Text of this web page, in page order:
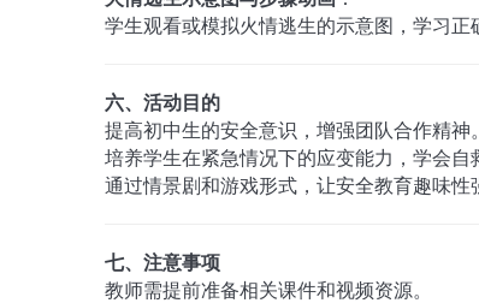
学生观看或模拟火情逃生的示意图，学习正
六、活动目的
提高初中生的安全意识，增强团队合作精神。
培养学生在紧急情况下的应变能力，学会自
通过情景剧和游戏形式，让安全教育趣味性
七、注意事项
教师需提前准备相关课件和视频资源。